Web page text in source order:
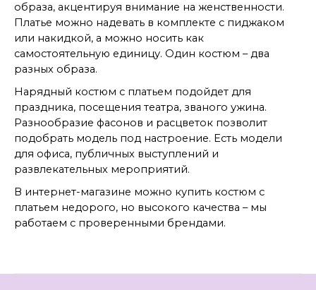
образа, акцентируя внимание на женственности.
Платье можно надевать в комплекте с пиджаком
или накидкой, а можно носить как
самостоятельную единицу. Один костюм – два
разных образа.
Нарядный костюм с платьем подойдет для
праздника, посещения театра, званого ужина.
Разнообразие фасонов и расцветок позволит
подобрать модель под настроение. Есть модели
для офиса, публичных выступлений и
развлекательных мероприятий.
В интернет-магазине можно купить костюм с
платьем недорого, но высокого качества – мы
работаем с проверенными брендами.